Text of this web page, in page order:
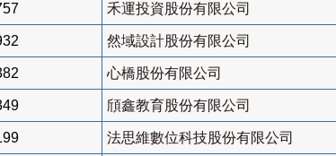
禾運投資股份有限公司
然域設計股份有限公司
心橋股份有限公司
頎鑫教育股份有限公司
法思維數位科技股份有限公司